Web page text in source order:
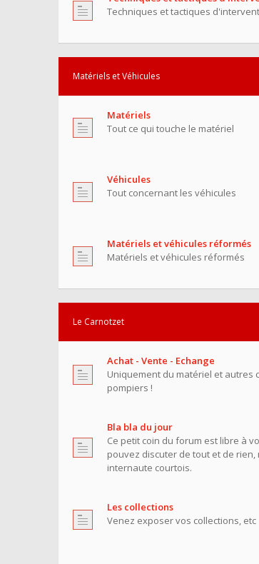
Techniques et tactiques
Matériels et Véhicules
Matériels
Tout ce qui touche le matériel
Véhicules
Tout concernant les véhicules
Matériels et véhicules réformés
Matériels et véhicules réformés
Le Carnotzet
Achat - Vente - Echange
Uniquement du matériel et autres
pompiers !
Bla bla du jour
Ce petit coin du forum est libre à
pouvez discuter de tout et de
internaute courtois.
Les collections
Venez exposer vos collections, etc